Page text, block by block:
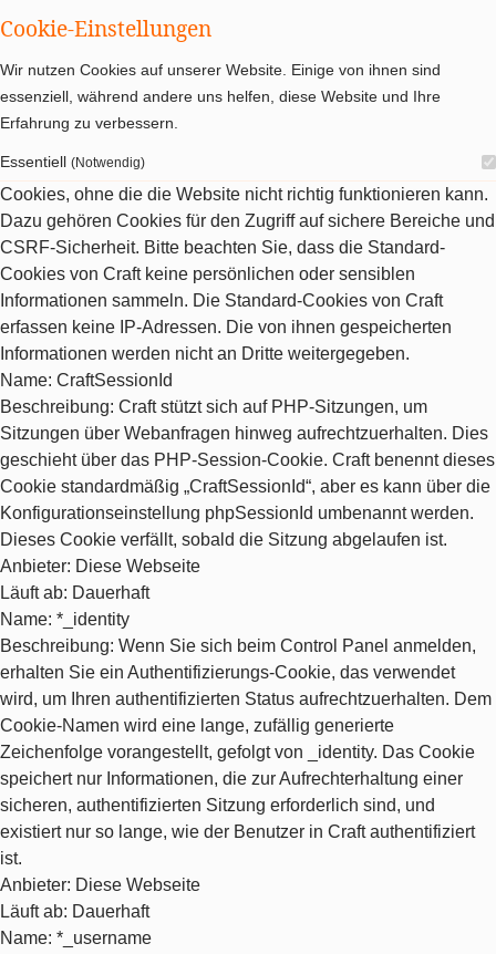
Cookie-Einstellungen
Wir nutzen Cookies auf unserer Website. Einige von ihnen sind
essenziell, während andere uns helfen, diese Website und Ihre
Erfahrung zu verbessern.
Essentiell (Notwendig)
Cookies, ohne die die Website nicht richtig funktionieren kann.
Dazu gehören Cookies für den Zugriff auf sichere Bereiche und
CSRF-Sicherheit. Bitte beachten Sie, dass die Standard-
Cookies von Craft keine persönlichen oder sensiblen
Informationen sammeln. Die Standard-Cookies von Craft
erfassen keine IP-Adressen. Die von ihnen gespeicherten
Informationen werden nicht an Dritte weitergegeben.
Name: CraftSessionId
Beschreibung: Craft stützt sich auf PHP-Sitzungen, um
Sitzungen über Webanfragen hinweg aufrechtzuerhalten. Dies
geschieht über das PHP-Session-Cookie. Craft benennt dieses
Cookie standardmäßig „CraftSessionId“, aber es kann über die
Konfigurationseinstellung phpSessionId umbenannt werden.
Dieses Cookie verfällt, sobald die Sitzung abgelaufen ist.
Anbieter: Diese Webseite
Läuft ab: Dauerhaft
Name: *_identity
Beschreibung: Wenn Sie sich beim Control Panel anmelden,
erhalten Sie ein Authentifizierungs-Cookie, das verwendet
wird, um Ihren authentifizierten Status aufrechtzuerhalten. Dem
Cookie-Namen wird eine lange, zufällig generierte
Zeichenfolge vorangestellt, gefolgt von _identity. Das Cookie
speichert nur Informationen, die zur Aufrechterhaltung einer
sicheren, authentifizierten Sitzung erforderlich sind, und
existiert nur so lange, wie der Benutzer in Craft authentifiziert
ist.
Anbieter: Diese Webseite
Läuft ab: Dauerhaft
Name: *_username